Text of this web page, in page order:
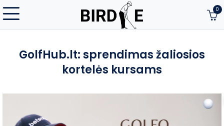
0
GolfHub.lt: sprendimas žaliosios
kortelės kursams